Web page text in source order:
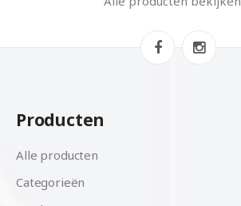
Producten
Alle producten
Categorieën